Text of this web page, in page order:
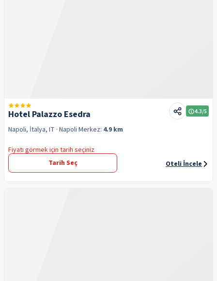
Hotel Palazzo Esedra 4.3/5
Napoli, İtalya, IT · Napoli Merkez: 4.9 km
Fiyatı görmek için tarih seçiniz
Tarih Seç
Oteli İncele